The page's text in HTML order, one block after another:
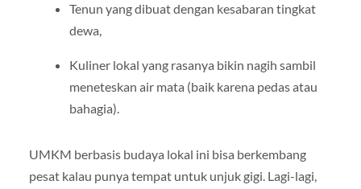
Tenun yang dibuat dengan kesabaran tingkat
dewa,
Kuliner lokal yang rasanya bikin nagih sambil
meneteskan air mata (baik karena pedas atau
bahagia).
UMKM berbasis budaya lokal ini bisa berkembang
pesat kalau punya tempat untuk unjuk gigi. Lagi-lagi,